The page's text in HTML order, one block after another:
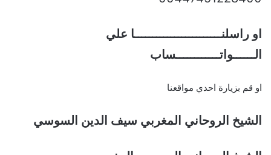
او راسلنــــــــــــــــــــــــا علي
الــــــواتــــــــــــساب
او قم بزيارة احدي مواقعنا
الشيخ الروحاني المغربي سيف الدين السوسي